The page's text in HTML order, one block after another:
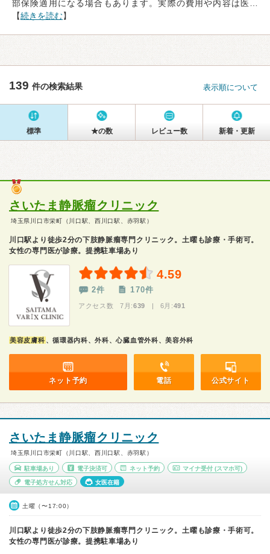
部保険適用になる場合もあります。実際の費用や内容は医…
【続きを読む】
139 件の検索結果 表示順について
標準 ★の数 レビュー数 新着・更新
さいたま静脈瘤クリニック
埼玉県川口市栄町（川口駅、西川口駅、赤羽駅）
川口駅より徒歩2分の下肢静脈瘤専門クリニック。土曜も診療・手術可。
女性の専門医が診療。提携駐車場あり
4.59
2件 170件
アクセス数 7月:639 | 6月:491
美容皮膚科 、循環器内科、外科、心臓血管外科、美容外科
ネット予約 電話 公式サイト
さいたま静脈瘤クリニック
埼玉県川口市栄町（川口駅、西川口駅、赤羽駅）
駐車場あり 電子決済可 ネット予約 マイナ受付 (スマホ可)
電子処方せん対応 女医在籍
土曜（〜17:00）
川口駅より徒歩2分の下肢静脈瘤専門クリニック。土曜も診療・手術可。
女性の専門医が診療。提携駐車場あり